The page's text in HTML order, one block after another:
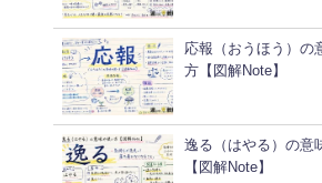
応報（おうほう）の
方【図解Note】
逸る（はやる）の意
【図解Note】